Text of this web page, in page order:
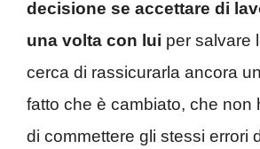
decisione se accettare di
una volta con lui per salvare
cerca di rassicurarla ancora
fatto che è cambiato, che non
di commettere gli stessi errori